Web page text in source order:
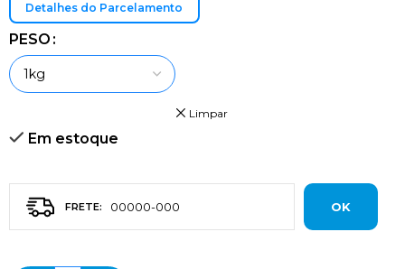
Detalhes do Parcelamento
PESO
Limpar
Em estoque
OK